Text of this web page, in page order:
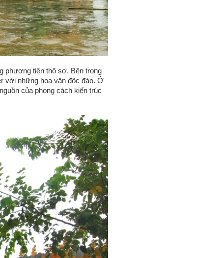
phương tiện thô sơ. Bên trong
với những hoa văn độc đáo. Ở
của phong cách kiến trúc